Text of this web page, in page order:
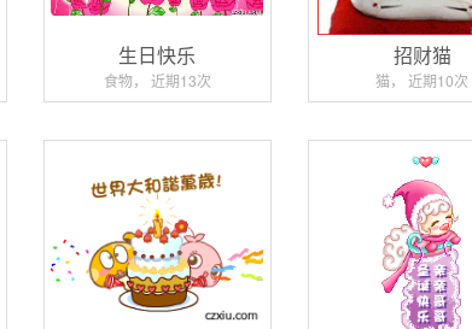
生日快乐
食物， 近期13次
招财猫
猫， 近期10次